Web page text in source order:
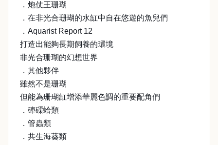
．炮仗王珊瑚
．在非光合珊瑚的水缸中自在悠遊的魚兒們
．Aquarist Report 12
打造出能夠長期飼養的環境
非光合珊瑚的幻想世界
．其他夥伴
雖然不是珊瑚
但能為珊瑚缸增添華麗色調的重要配角們
．硨磲蛤類
．管蟲類
．共生海葵類